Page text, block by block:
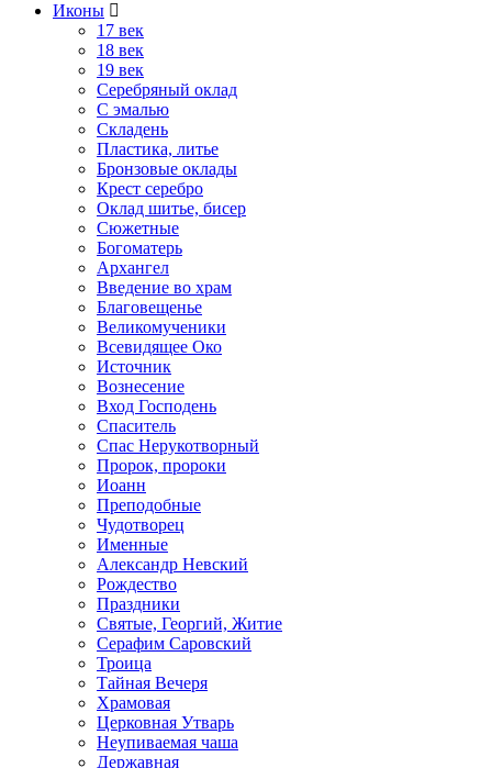
Иконы
17 век
18 век
19 век
Серебряный оклад
С эмалью
Складень
Пластика, литье
Бронзовые оклады
Крест серебро
Оклад шитье, бисер
Сюжетные
Богоматерь
Архангел
Введение во храм
Благовещенье
Великомученики
Всевидящее Око
Источник
Вознесение
Вход Господень
Спаситель
Спас Нерукотворный
Пророк, пророки
Иоанн
Преподобные
Чудотворец
Именные
Александр Невский
Рождество
Праздники
Святые, Георгий, Житие
Серафим Саровский
Троица
Тайная Вечеря
Храмовая
Церковная Утварь
Неупиваемая чаша
Державная